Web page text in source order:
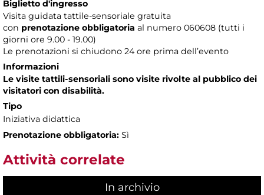
Biglietto d'ingresso
Visita guidata tattile-sensoriale gratuita
con prenotazione obbligatoria al numero 060608 (tutti i
giorni ore 9.00 - 19.00)
Le prenotazioni si chiudono 24 ore prima dell’evento
Informazioni
Le visite tattili-sensoriali sono visite rivolte al pubblico dei
visitatori con disabilità.
Tipo
Iniziativa didattica
Prenotazione obbligatoria: Sì
Attività correlate
In archivio